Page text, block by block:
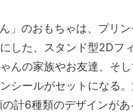
」のおもちゃは、プリ
した、スタンド型2Dフ
んの家族やお友達、そ
シールがセットになる。
計6種類のデザインがあ